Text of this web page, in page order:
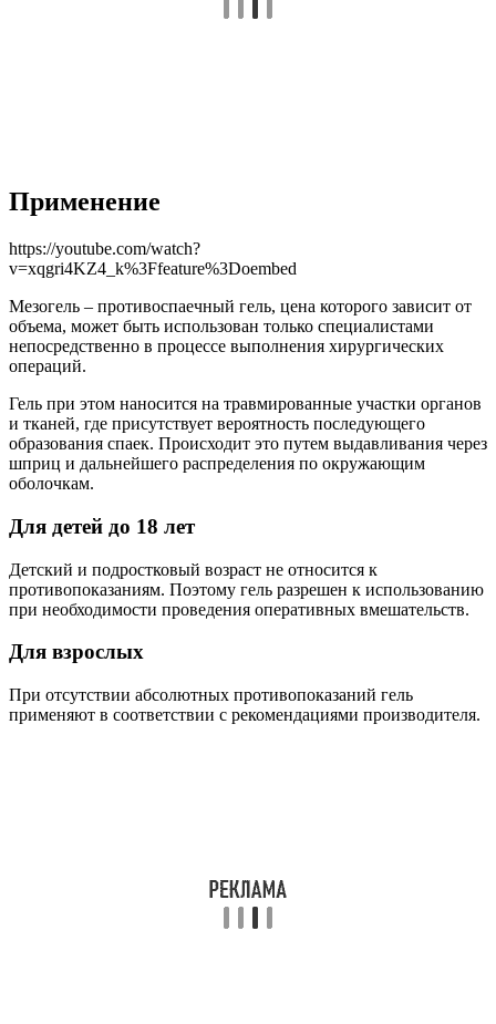
Применение
https://youtube.com/watch?
v=xqgri4KZ4_k%3Ffeature%3Doembed
Мезогель – противоспаечный гель, цена которого зависит от
объема, может быть использован только специалистами
непосредственно в процессе выполнения хирургических
операций.
Гель при этом наносится на травмированные участки органов
и тканей, где присутствует вероятность последующего
образования спаек. Происходит это путем выдавливания через
шприц и дальнейшего распределения по окружающим
оболочкам.
Для детей до 18 лет
Детский и подростковый возраст не относится к
противопоказаниям. Поэтому гель разрешен к использованию
при необходимости проведения оперативных вмешательств.
Для взрослых
При отсутствии абсолютных противопоказаний гель
применяют в соответствии с рекомендациями производителя.